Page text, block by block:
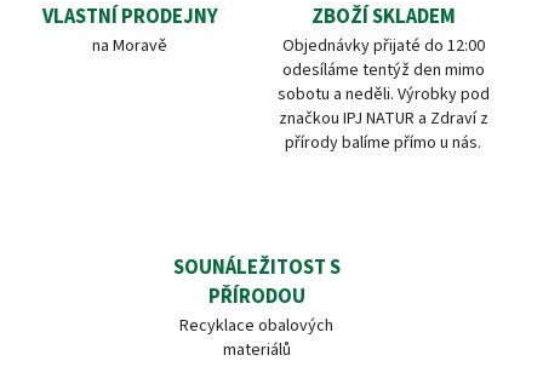
VLASTNÍ PRODEJNY
na Moravě
ZBOŽÍ SKLADEM
Objednávky přijaté do 12:00
odesíláme tentýž den mimo
sobotu a neděli. Výrobky pod
značkou IPJ NATUR a Zdraví z
přírody balíme přímo u nás.
SOUNÁLEŽITOST S
PŘÍRODOU
Recyklace obalových
materiálů